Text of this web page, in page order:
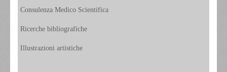
Consulenza Medico Scientifica
Ricerche bibliografiche
Illustrazioni artistiche